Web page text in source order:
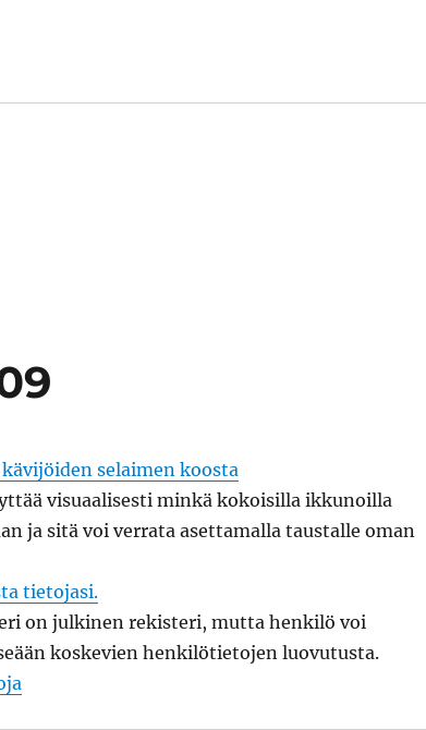
selaimen koosta
visuaalisesti minkä kokoisilla ikkunoilla
ja sitä voi verrata asettamalla taustalle oman
tietojasi.
on julkinen rekisteri, mutta henkilö voi
koskevien henkilötietojen luovutusta.